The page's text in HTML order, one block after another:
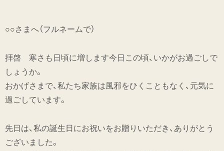
○○さまへ（フルネームで）
拝啓 寒さも日頃に増します今日この頃、いかがお過ごしで
しょうか。
おかげさまで、私たち家族は風邪をひくこともなく、元気に
過ごしています。
先日は、私の誕生日にお祝いをお贈りいただき、ありがとう
ございました。
仕事の文例
特集
ミドリオフィシャルサイト